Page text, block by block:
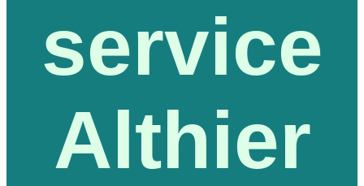
service
Althier